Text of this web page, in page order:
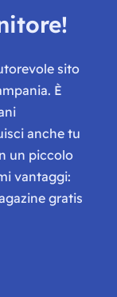
sito
È
anche tu
un piccolo
vantaggi:
gratis